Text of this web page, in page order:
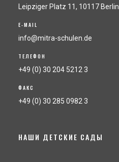
Leipziger Platz 11, 10117 Berlin
E-MAIL
info@mitra-schulen.de
ТЕЛЕФОН
+49 (0) 30 204 5212 3
ФАКС
+49 (0) 30 285 0982 3
НАШИ ДЕТСКИЕ САДЫ